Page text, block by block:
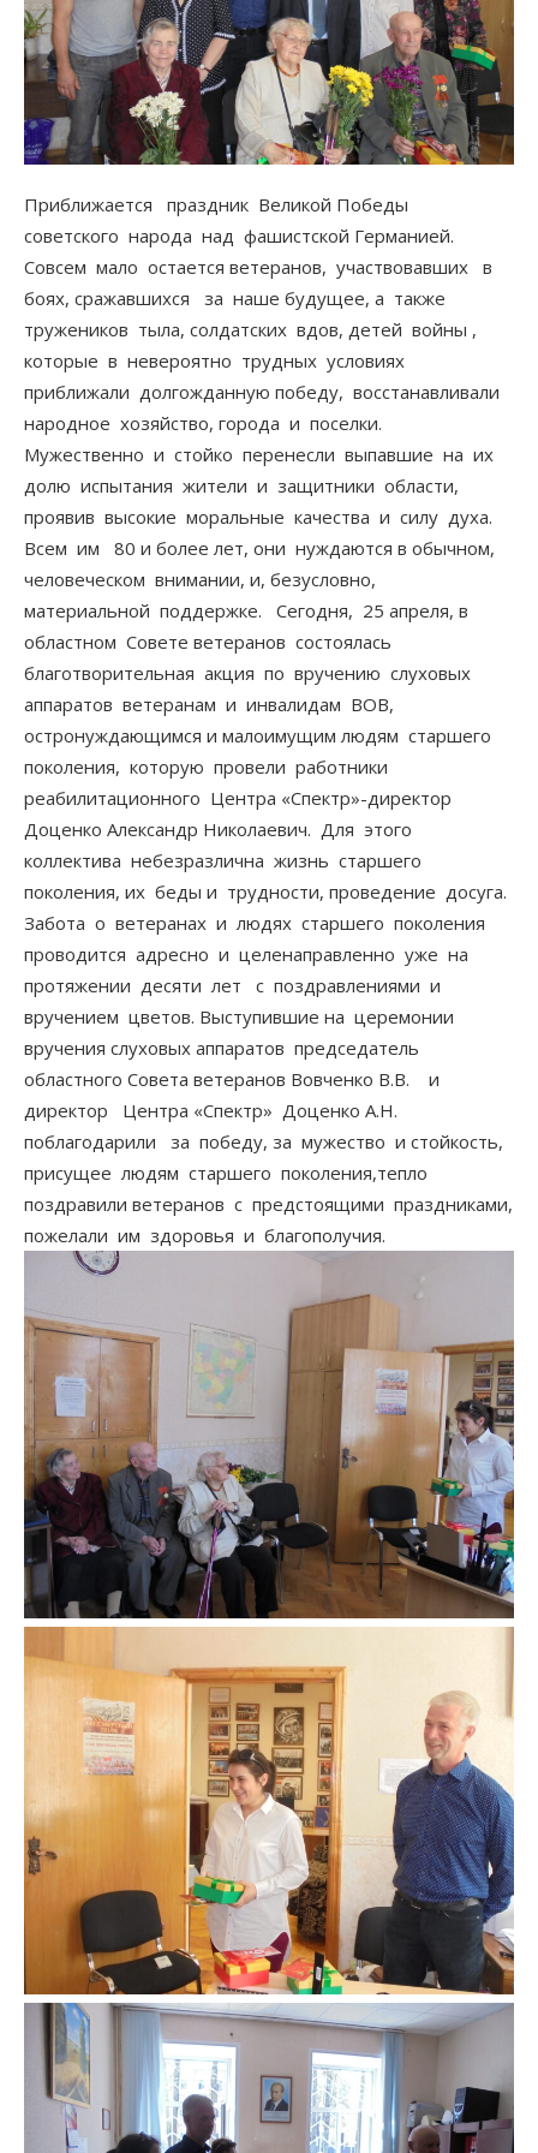
Приближается праздник Великой Победы
советского народа над фашистской Германией.
Совсем мало остается ветеранов, участвовавших в
боях, сражавшихся за наше будущее, а также
тружеников тыла, солдатских вдов, детей войны ,
которые в невероятно трудных условиях
приближали долгожданную победу, восстанавливали
народное хозяйство, города и поселки.
Мужественно и стойко перенесли выпавшие на их
долю испытания жители и защитники области,
проявив высокие моральные качества и силу духа.
Всем им 80 и более лет, они нуждаются в обычном,
человеческом внимании, и, безусловно,
материальной поддержке. Сегодня, 25 апреля, в
областном Совете ветеранов состоялась
благотворительная акция по вручению слуховых
аппаратов ветеранам и инвалидам ВОВ,
остронуждающимся и малоимущим людям старшего
поколения, которую провели работники
реабилитационного Центра «Спектр»-директор
Доценко Александр Николаевич. Для этого
коллектива небезразлична жизнь старшего
поколения, их беды и трудности, проведение досуга.
Забота о ветеранах и людях старшего поколения
проводится адресно и целенаправленно уже на
протяжении десяти лет с поздравлениями и
вручением цветов. Выступившие на церемонии
вручения слуховых аппаратов председатель
областного Совета ветеранов Вовченко В.В. и
директор Центра «Спектр» Доценко А.Н.
поблагодарили за победу, за мужество и стойкость,
присущее людям старшего поколения,тепло
поздравили ветеранов с предстоящими праздниками,
пожелали им здоровья и благополучия.